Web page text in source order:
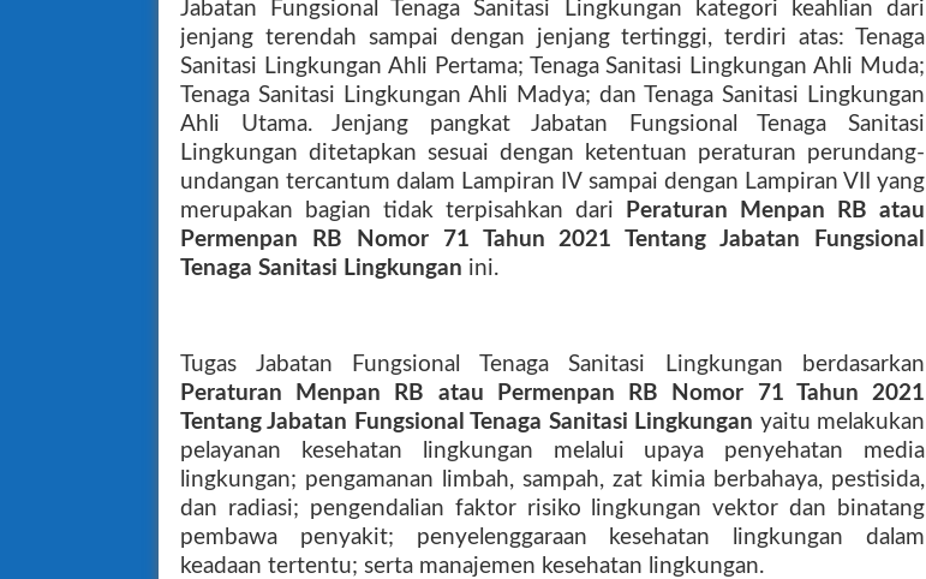
Jabatan Fungsional Tenaga Sanitasi Lingkungan kategori keahlian dari
jenjang terendah sampai dengan jenjang tertinggi, terdiri atas: Tenaga
Sanitasi Lingkungan Ahli Pertama; Tenaga Sanitasi Lingkungan Ahli Muda;
Tenaga Sanitasi Lingkungan Ahli Madya; dan Tenaga Sanitasi Lingkungan
Ahli Utama. Jenjang pangkat Jabatan Fungsional Tenaga Sanitasi
Lingkungan ditetapkan sesuai dengan ketentuan peraturan perundang-
undangan tercantum dalam Lampiran IV sampai dengan Lampiran VII yang
merupakan bagian tidak terpisahkan dari
Peraturan Menpan RB atau
Permenpan RB Nomor 71 Tahun 2021 Tentang Jabatan Fungsional
Tenaga Sanitasi Lingkungan ini.
Tugas Jabatan Fungsional Tenaga Sanitasi Lingkungan berdasarkan
Peraturan Menpan RB atau Permenpan RB Nomor 71 Tahun 2021
Tentang Jabatan Fungsional Tenaga Sanitasi Lingkungan yaitu melakukan
pelayanan kesehatan lingkungan melalui upaya penyehatan media
lingkungan; pengamanan limbah, sampah, zat kimia berbahaya, pestisida,
dan radiasi; pengendalian faktor risiko lingkungan vektor dan binatang
pembawa penyakit; penyelenggaraan kesehatan lingkungan dalam
keadaan tertentu; serta manajemen kesehatan lingkungan.